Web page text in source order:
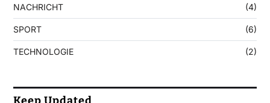
NACHRICHT (4)
SPORT (6)
TECHNOLOGIE (2)